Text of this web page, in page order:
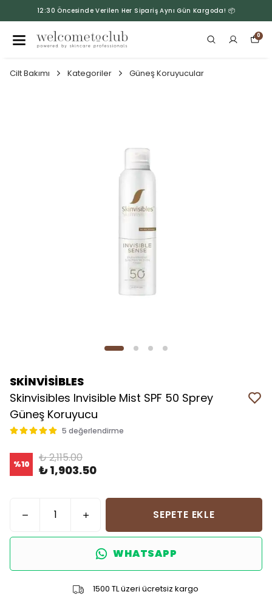
12:30 Öncesinde Verilen Her Sipariş Aynı Gün Kargoda! 📦
0
Cilt Bakımı Kategoriler Güneş Koruyucular
SKİNVİSİBLES
Skinvisibles Invisible Mist SPF 50 Sprey
Güneş Koruyucu
5 değerlendirme
%10 ₺ 2,115.00
₺ 1,903.50
SEPETE EKLE
WHATSAPP
1500 TL üzeri ücretsiz kargo